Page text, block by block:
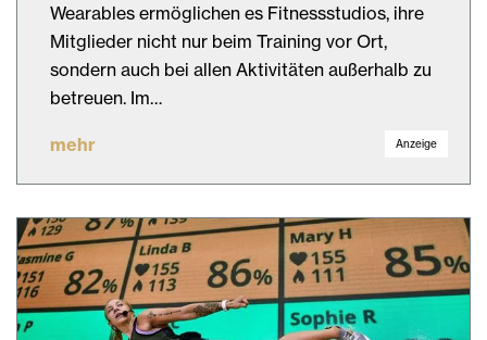
Wearables ermöglichen es Fitnessstudios, ihre
Mitglieder nicht nur beim Training vor Ort,
sondern auch bei allen Aktivitäten außerhalb zu
betreuen. Im…
mehr Anzeige